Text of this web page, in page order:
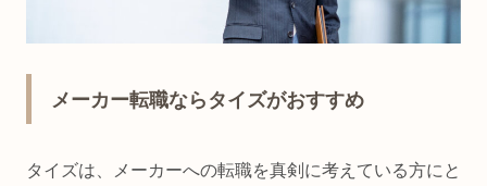
メーカー転職ならタイズがおすすめ
タイズは、メーカーへの転職を真剣に考えている方にと